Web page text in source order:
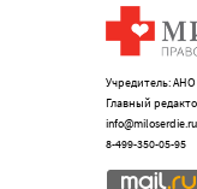
Учредитель:
Главный
info@miloserdie.ru
8-499-350-05-95